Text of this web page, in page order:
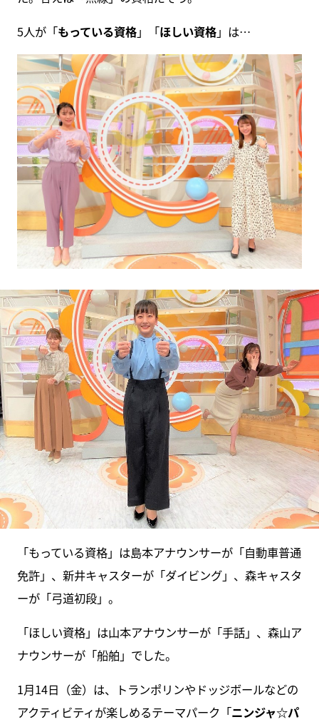
5人が「もっている資格」「ほしい資格」は…
「もっている資格」は島本アナウンサーが「自動車普通
免許」、新井キャスターが「ダイビング」、森キャスタ
ーが「弓道初段」。
「ほしい資格」は山本アナウンサーが「手話」、森山ア
ナウンサーが「船舶」でした。
1月14日（金）は、トランポリンやドッジボールなどの
アクティビティが楽しめるテーマパーク「ニンジャ☆パ